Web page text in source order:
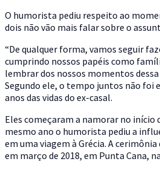
O humorista pediu respeito ao
dois não vão mais falar sobre o
“De qualquer forma, vamos seguir
cumprindo nossos papéis como
lembrar dos nossos momentos
Segundo ele, o tempo juntos não foi
anos das vidas do ex-casal.
Eles começaram a namorar no início
mesmo ano o humorista pediu a
em uma viagem à Grécia. A
em março de 2018, em Punta Cana,